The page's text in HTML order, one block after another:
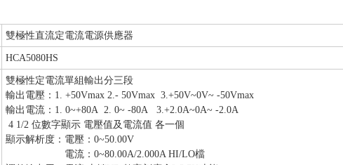
雙極性直流定電流電源供應器
HCA5080HS
雙極性定電流單組輸出分三段
輸出電壓：1. +50Vmax 2.- 50Vmax 3.+50V~0V~ -50Vmax
輸出電流：1. 0~+80A 2. 0~ -80A 3.+2.0A~0A~ -2.0A
4 1/2 位數字顯示 電壓值及電流值 各一個
顯示解析度：電壓：0~50.00V
電流：0~80.00A/2.000A HI/LO檔